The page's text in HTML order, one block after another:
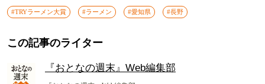
#TRYラーメン大賞 #ラーメン #愛知県 #長野
この記事のライター
『おとなの週末』Web編集部